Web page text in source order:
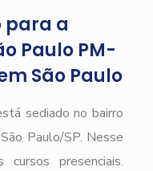
para a
Paulo PM-
São Paulo
sediado no bairro
Paulo/SP. Nesse
cursos presenciais.